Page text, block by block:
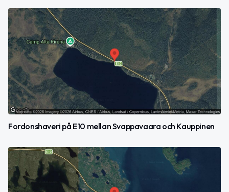
Fordonshaveri på E10 mellan Svappavaara och Kauppinen